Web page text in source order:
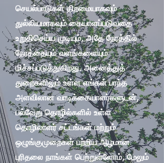
செயல்பாடுகள் திறமையாகவும்
துல்லியமாகவும் கையாளப்படுவதை
உறுதிசெய்ய முடியும், அதே நேரத்தில்
நேரத்தையும் வளங்களையும்
மிச்சப்படுத்துகிறது. அனைத்துத்
துறைகளிலும் உள்ள எங்கள் பரந்த
அளவிலான வாடிக்கையாளர்களுடன்,
பல்வேறு தொழில்களில் உள்ள
தொழிலாளர் சட்டங்கள் மற்றும்
ஒழுங்குமுறைகள் பற்றிய ஆழமான
புரிதலை நாங்கள் பெற்றுள்ளோம், மேலும்